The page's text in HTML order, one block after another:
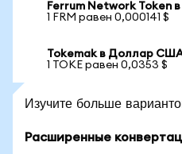
Ferrum Network Token
1 FRM равен 0,000141 $
Tokemak в Доллар
1 TOKE равен 0,0353 $
Изучите больше
Расширенные